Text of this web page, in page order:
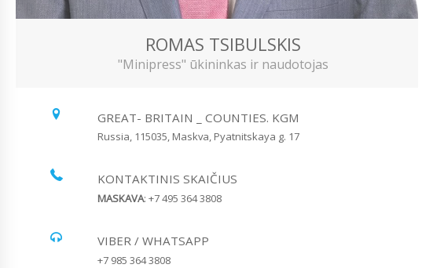
ROMAS TSIBULSKIS
"Minipress" ūkininkas ir naudotojas
GREAT- BRITAIN _ COUNTIES. KGM
Russia, 115035, Maskva, Pyatnitskaya g. 17
KONTAKTINIS SKAIČIUS
MASKAVA: +7 495 364 3808
VIBER / WHATSAPP
+7 985 364 3808